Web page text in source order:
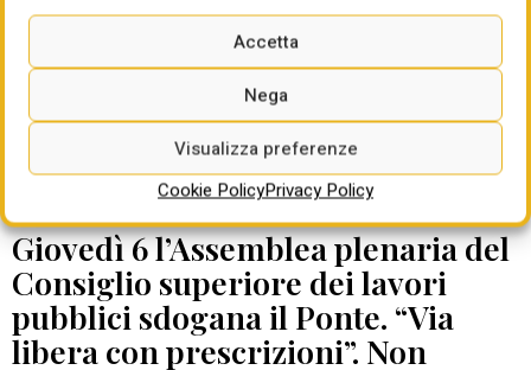
Accetta
Nega
Visualizza preferenze
Cookie PolicyPrivacy Policy
DATE DA RICORDARE
Giovedì 6 l’Assemblea plenaria del
Consiglio superiore dei lavori
pubblici sdogana il Ponte. “Via
libera con prescrizioni”. Non